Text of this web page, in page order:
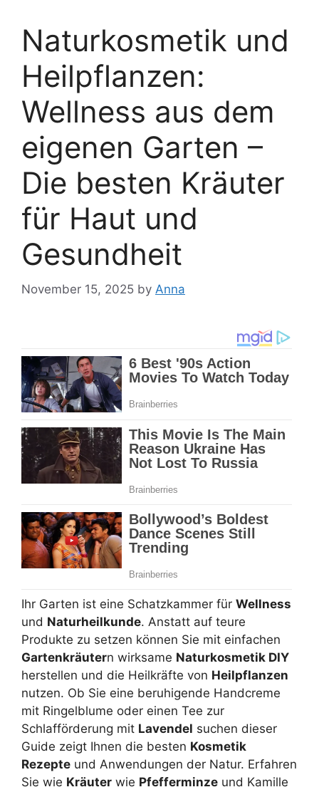
Naturkosmetik und
Heilpflanzen:
Wellness aus dem
eigenen Garten –
Die besten Kräuter
für Haut und
Gesundheit
November 15, 2025 by Anna
Ihr Garten ist eine Schatzkammer für Wellness
und Naturheilkunde. Anstatt auf teure
Produkte zu setzen können Sie mit einfachen
Gartenkräutern wirksame Naturkosmetik DIY
herstellen und die Heilkräfte von Heilpflanzen
nutzen. Ob Sie eine beruhigende Handcreme
mit Ringelblume oder einen Tee zur
Schlafförderung mit Lavendel suchen dieser
Guide zeigt Ihnen die besten Kosmetik
Rezepte und Anwendungen der Natur. Erfahren
Sie wie Kräuter wie Pfefferminze und Kamille